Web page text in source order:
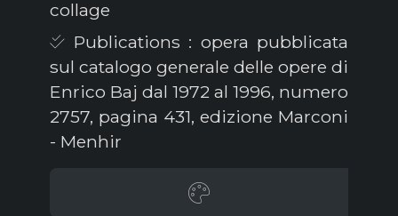
collage
Publications : opera pubblicata
sul catalogo generale delle opere di
Enrico Baj dal 1972 al 1996, numero
2757, pagina 431, edizione Marconi
- Menhir